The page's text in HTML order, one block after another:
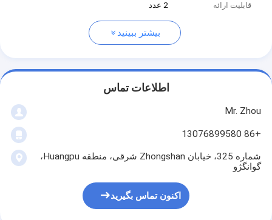
قابلیت ارائه
2 عدد
بیشتر ببینید
اطلاعات تماس
Mr. Zhou
+86 13076899580
شماره 325، خیابان Zhongshan شرقی، منطقه Huangpu،
گوانگژو
اکنون تماس بگیرید